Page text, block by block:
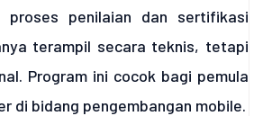
proses penilaian dan sertifikasi
terampil secara teknis, tetapi
Program ini cocok bagi pemula
di bidang pengembangan mobile.